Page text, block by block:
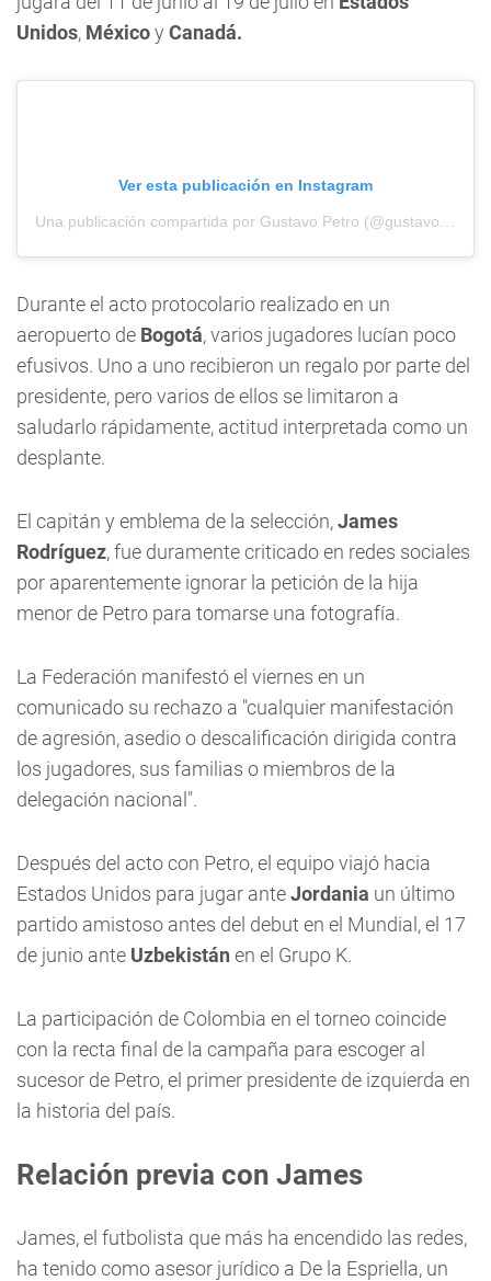
Unidos, Méxicoy Canadá.
Ver esta publicación en Instagram
Durante el acto protocolario realizado en un
aeropuerto de Bogotá, varios jugadores lucían poco
efusivos. Uno a uno recibieron un regalo por parte del
presidente, pero varios de ellos se limitaron a
saludarlo rápidamente, actitud interpretada como un
desplante.
El capitán y emblema de la selección,James
Rodríguez, fue duramente criticado en redes sociales
por aparentemente ignorar la petición de la hija
menor de Petro para tomarse una fotografía.
La Federación manifestó el viernes en un
comunicado su rechazo a "cualquier manifestación
de agresión, asedio o descalificación dirigida contra
los jugadores, sus familias o miembros de la
delegación nacional".
Después del acto con Petro, el equipo viajó hacia
Estados Unidos para jugar anteJordania un último
partido amistoso antes del debut en el Mundial, el 17
de junio ante Uzbekistán en el Grupo K.
La participación de Colombia en el torneo coincide
con la recta final de la campaña para escoger al
sucesor de Petro, el primer presidente de izquierda en
la historia del país.
Relación previa con James
James, el futbolista que más ha encendido las redes,
ha tenido como asesor jurídico a De la Espriella, un